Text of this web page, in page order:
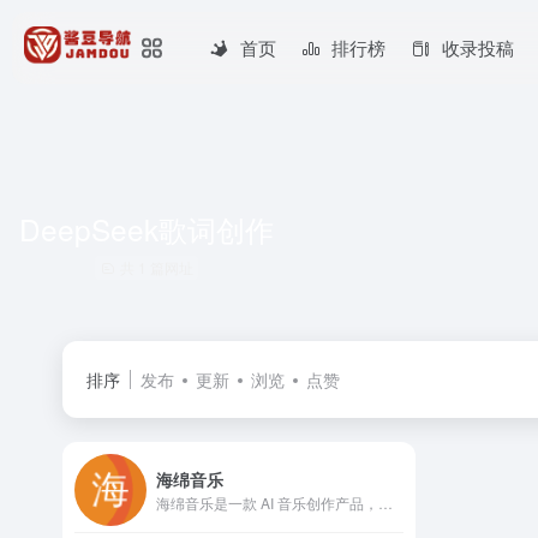
首页 排行榜 收录投稿
排序 发布 更新 浏览 点赞
海绵音乐